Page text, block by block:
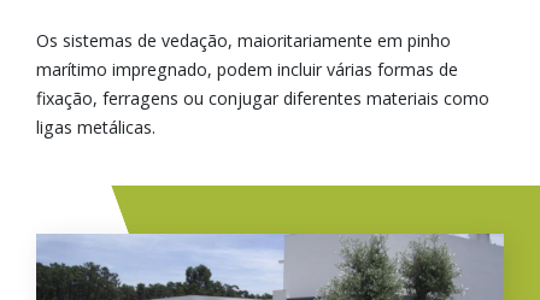
Os sistemas de vedação, maioritariamente em pinho
marítimo impregnado, podem incluir várias formas de
fixação, ferragens ou conjugar diferentes materiais como
ligas metálicas.